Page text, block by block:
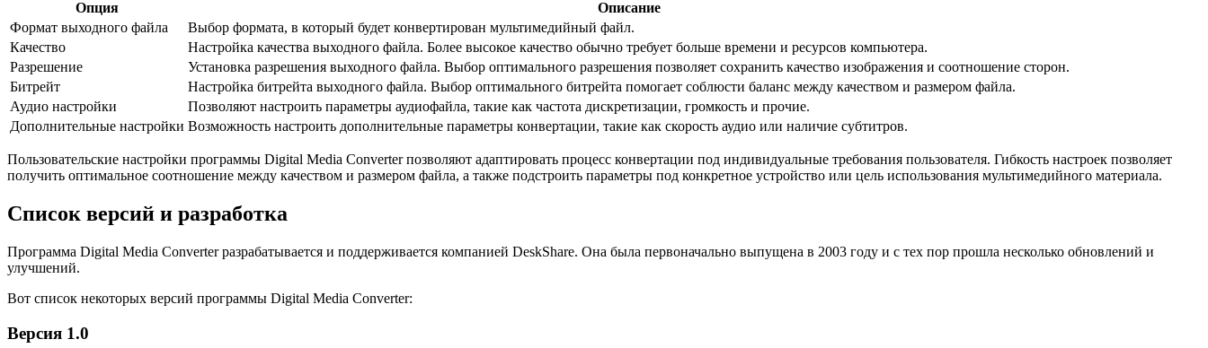
Опция
Описание
Формат выходного файла
Выбор формата, в который будет конвертирован мультимедийный файл.
Качество
Настройка качества выходного файла. Более высокое качество обычно требует больше времени и ресурсов компьютера.
Разрешение
Установка разрешения выходного файла. Выбор оптимального разрешения позволяет сохранить качество изображения и соотношение сторон.
Битрейт
Настройка битрейта выходного файла. Выбор оптимального битрейта помогает соблюсти баланс между качеством и размером файла.
Аудио настройки
Позволяют настроить параметры аудиофайла, такие как частота дискретизации, громкость и прочие.
Дополнительные настройки Возможность настроить дополнительные параметры конвертации, такие как скорость аудио или наличие субтитров.
Пользовательские настройки программы Digital Media Converter позволяют адаптировать процесс конвертации под индивидуальные требования пользователя. Гибкость настроек позволяет
получить оптимальное соотношение между качеством и размером файла, а также подстроить параметры под конкретное устройство или цель использования мультимедийного материала.
Список версий и разработка
Программа Digital Media Converter разрабатывается и поддерживается компанией DeskShare. Она была первоначально выпущена в 2003 году и с тех пор прошла несколько обновлений и
улучшений.
Вот список некоторых версий программы Digital Media Converter:
Версия 1.0